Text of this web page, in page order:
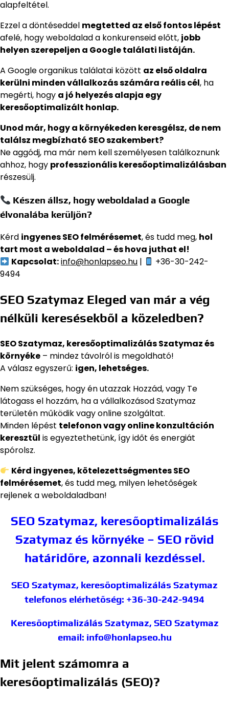
alapfeltétel.
Ezzel a döntéseddel megtetted az első fontos lépést
afelé, hogy weboldalad a konkurenseid előtt, jobb
helyen szerepeljen a Google találati listáján.
A Google organikus találatai között az első oldalra
kerülni minden vállalkozás számára reális cél, ha
megérti, hogy a jó helyezés alapja egy
keresőoptimalizált honlap.
Unod már, hogy a környékeden keresgélsz, de nem
találsz megbízható SEO szakembert?
Ne aggódj, ma már nem kell személyesen találkoznunk
ahhoz, hogy professzionális keresőoptimalizálásban
részesülj.
Készen állsz, hogy weboldalad a Google
élvonalába kerüljön?
Kérd ingyenes SEO felmérésemet, és tudd meg, hol
tart most a weboldalad – és hova juthat el!
Kapcsolat:info@honlapseo.hu |
+36-30-242-
9494
SEO Szatymaz Eleged van már a vég
nélküli keresésekből a közeledben?
SEO Szatymaz, keresőoptimalizálás Szatymaz és
környéke – mindez távolról is megoldható!
A válasz egyszerű: igen, lehetséges.
Nem szükséges, hogy én utazzak Hozzád, vagy Te
látogass el hozzám, ha a vállalkozásod Szatymaz
területén működik vagy online szolgáltat.
Minden lépést telefonon vagy online konzultáción
keresztül is egyeztethetünk, így időt és energiát
spórolsz.
Kérd ingyenes, kötelezettségmentes SEO
felmérésemet, és tudd meg, milyen lehetőségek
rejlenek a weboldaladban!
SEO Szatymaz, keresőoptimalizálás
Szatymaz és környéke – SEO rövid
határidőre, azonnali kezdéssel.
SEO Szatymaz, keresőoptimalizálás Szatymaz
telefonos elérhetőség: +36-30-242-9494
Keresőoptimalizálás Szatymaz, SEO Szatymaz
email: info@honlapseo.hu
Mit jelent számomra a
keresőoptimalizálás (SEO)?